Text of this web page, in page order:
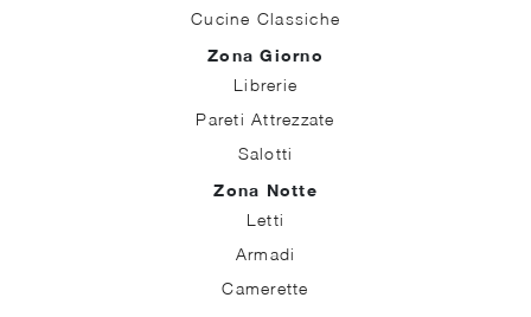
Cucine Classiche
Zona Giorno
Librerie
Pareti Attrezzate
Salotti
Zona Notte
Letti
Armadi
Camerette